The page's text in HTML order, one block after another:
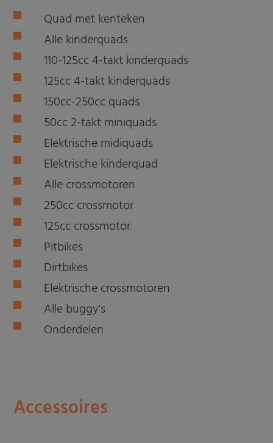
Quad met kenteken
Alle kinderquads
110-125cc 4-takt kinderquads
125cc 4-takt kinderquads
150cc-250cc quads
50cc 2-takt miniquads
Elektrische midiquads
Elektrische kinderquad
Alle crossmotoren
250cc crossmotor
125cc crossmotor
Pitbikes
Dirtbikes
Elektrische crossmotoren
Alle buggy's
Onderdelen
Accessoires